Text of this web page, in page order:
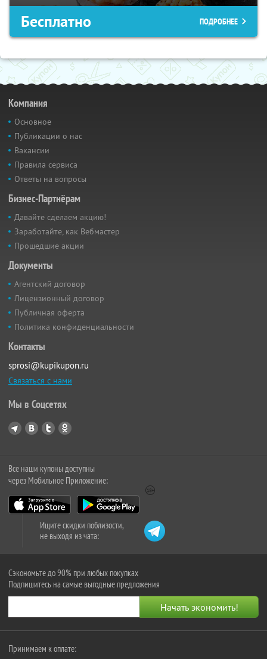
Бесплатно ПОДРОБНЕЕ
Компания
Основное
Публикации о нас
Вакансии
Правила сервиса
Ответы на вопросы
Бизнес-Партнёрам
Давайте сделаем акцию!
Заработайте, как Вебмастер
Прошедшие акции
Документы
Агентский договор
Лицензионный договор
Публичная оферта
Политика конфиденциальности
Контакты
sprosi@kupikupon.ru
Связаться с нами
Мы в Соцсетях
Все наши купоны доступны
через Мобильное Приложение:
Ищите скидки поблизости,
не выходя из чата:
Сэкономьте до 90% при любых покупках
Подпишитесь на самые выгодные предложения
Принимаем к оплате: